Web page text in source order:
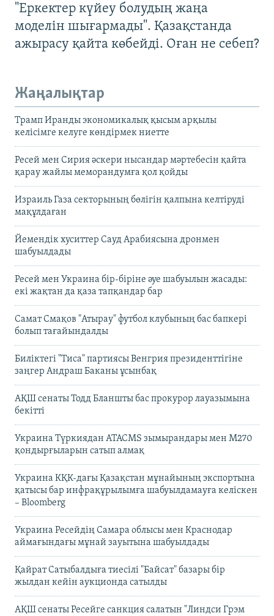
"Еркектер күйеу болудың жаңа
моделін шығармады". Қазақстанда
ажырасу қайта көбейді. Оған не себеп?
Жаңалықтар
Трамп Иранды экономикалық қысым арқылы
келісімге келуге көндірмек ниетте
Ресей мен Сирия әскери нысандар мәртебесін қайта
қарау жайлы меморандумға қол қойды
Израиль Газа секторының бөлігін қалпына келтіруді
мақұлдаған
Йемендік хуситтер Сауд Арабиясына дронмен
шабуылдады
Ресей мен Украина бір-біріне әуе шабуылын жасады:
екі жақтан да қаза тапқандар бар
Самат Смақов "Атырау" футбол клубының бас бапкері
болып тағайындалды
Биліктегі "Тиса" партиясы Венгрия президенттігіне
заңгер Андраш Баканы ұсынбақ
АҚШ сенаты Тодд Бланшты бас прокурор лауазымына
бекітті
Украина Түркиядан ATACMS зымырандары мен M270
қондырғыларын сатып алмақ
Украина КҚК-дағы Қазақстан мұнайының экспортына
қатысы бар инфрақұрылымға шабуылдамауға келіскен
– Bloomberg
Украина Ресейдің Самара облысы мен Краснодар
аймағындағы мұнай зауытына шабуылдады
Қайрат Сатыбалдыға тиесілі "Байсат" базары бір
жылдан кейін аукционда сатылды
АҚШ сенаты Ресейге санкция салатын "Линдси Грэм